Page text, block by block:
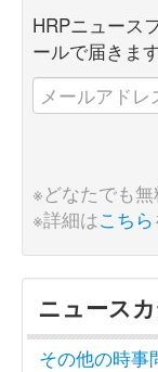
HRPニュース
ールで届きます
※どなたでも
※詳細はこちら
ニュース
その他の時事